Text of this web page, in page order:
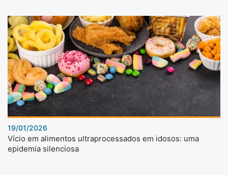
19/01/2026
Vício em alimentos ultraprocessados em idosos: uma
epidemia silenciosa